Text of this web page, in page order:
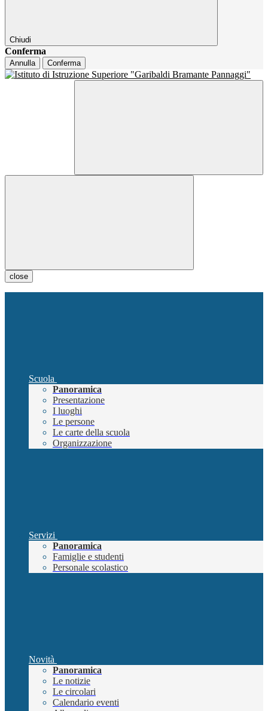
Chiudi
Conferma
Annulla Conferma
close
Scuola
Panoramica
Presentazione
I luoghi
Le persone
Le carte della scuola
Organizzazione
Servizi
Panoramica
Famiglie e studenti
Personale scolastico
Novità
Panoramica
Le notizie
Le circolari
Calendario eventi